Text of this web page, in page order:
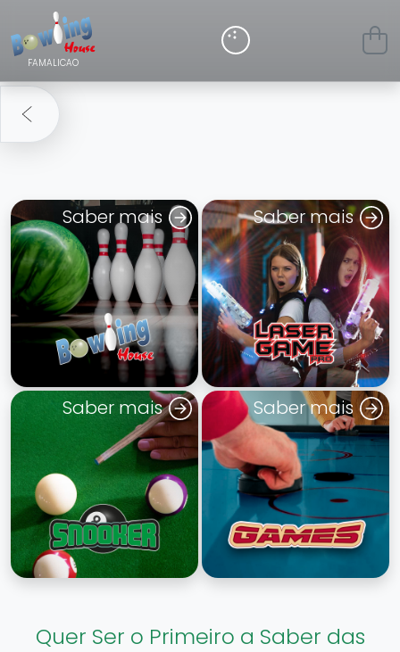
FAMALICAO
Saber mais Saber mais
Saber mais Saber mais
Quer Ser o Primeiro a Saber das